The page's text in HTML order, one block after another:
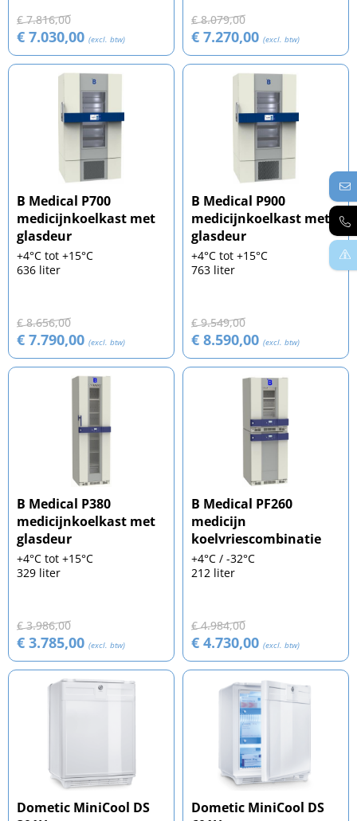
€ 7.816,00
€ 7.030,00 (excl. btw)
€ 8.079,00
€ 7.270,00 (excl. btw)
B Medical P700
medicijnkoelkast met
glasdeur
+4°C tot +15°C
636 liter
€ 8.656,00
€ 7.790,00 (excl. btw)
B Medical P900
medicijnkoelkast met
glasdeur
+4°C tot +15°C
763 liter
€ 9.549,00
€ 8.590,00 (excl. btw)
B Medical P380
medicijnkoelkast met
glasdeur
+4°C tot +15°C
329 liter
€ 3.986,00
€ 3.785,00 (excl. btw)
B Medical PF260
medicijn
koelvriescombinatie
+4°C / -32°C
212 liter
€ 4.984,00
€ 4.730,00 (excl. btw)
Dometic MiniCool DS
Dometic MiniCool DS